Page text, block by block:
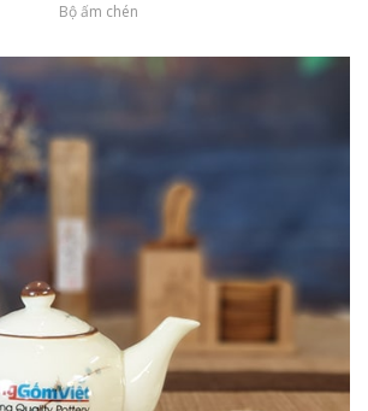
Bộ ấm chén